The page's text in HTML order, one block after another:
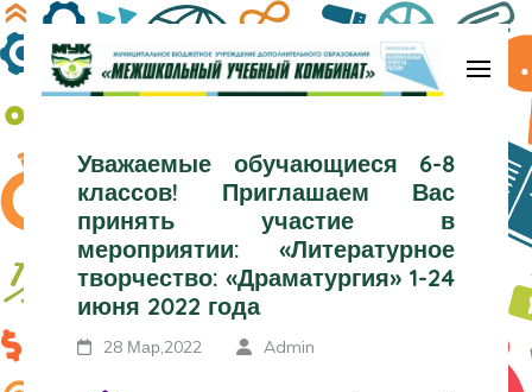
Перейти
к
содержимому
Enter)комбинат»
Уважаемые обучающиеся 6-8
классов! Приглашаем Вас
принять участие в
мероприятии: «Литературное
творчество: «Драматургия» 1-24
июня 2022 года
28 Мар,2022 Admin